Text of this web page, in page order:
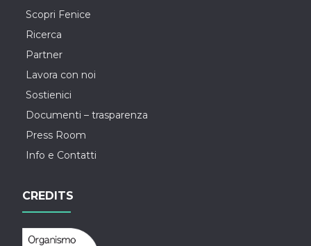
Scopri Fenice
Ricerca
Partner
Lavora con noi
Sostienici
Documenti – trasparenza
Press Room
Info e Contatti
CREDITS